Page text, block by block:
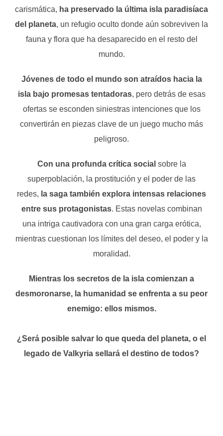
carismática, ha preservado la última isla paradisíaca
del planeta, un refugio oculto donde aún sobreviven la
fauna y flora que ha desaparecido en el resto del
mundo.
Jóvenes de todo el mundo son atraídos hacia la
isla bajo promesas tentadoras, pero detrás de esas
ofertas se esconden siniestras intenciones que los
convertirán en piezas clave de un juego mucho más
peligroso.
Con una profunda crítica social sobre la
superpoblación, la prostitución y el poder de las
redes, la saga también explora intensas relaciones
entre sus protagonistas. Estas novelas combinan
una intriga cautivadora con una gran carga erótica,
mientras cuestionan los límites del deseo, el poder y la
moralidad.
Mientras los secretos de la isla comienzan a
desmoronarse, la humanidad se enfrenta a su peor
enemigo: ellos mismos.
¿Será posible salvar lo que queda del planeta, o el
legado de Valkyria sellará el destino de todos?